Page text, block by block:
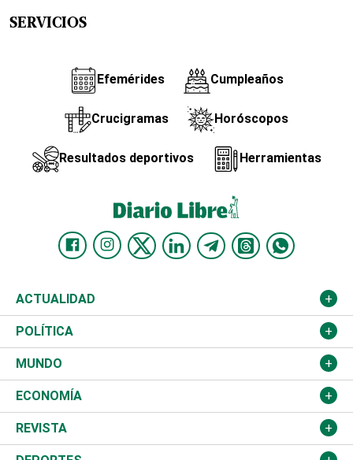
SERVICIOS
Efemérides Cumpleaños
Crucigramas Horóscopos
Resultados deportivos Herramientas
ACTUALIDAD
Nacional
Ciudad
Educación
Salud
POLÍTICA
Partidos
JCE
TSE
MUNDO
Estados Unidos
América Latina
ECONOMÍA
Finanzas
REVISTA